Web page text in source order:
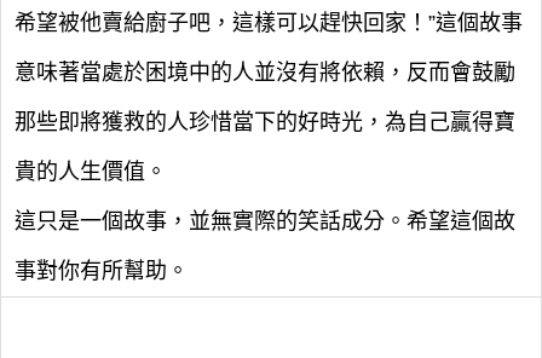
希望被他賣給廚子吧，這樣可以趕快回家！”這個故事
意味著當處於困境中的人並沒有將依賴，反而會鼓勵
那些即將獲救的人珍惜當下的好時光，為自己贏得寶
貴的人生價值。
這只是一個故事，並無實際的笑話成分。希望這個故
事對你有所幫助。